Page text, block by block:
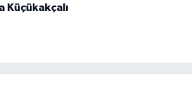
Küçükakçalı